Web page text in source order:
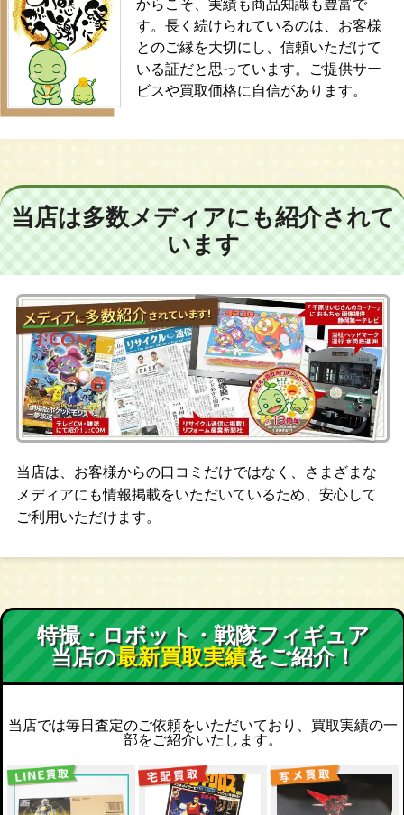
からこそ、実績も商品知識も豊富で
す。長く続けられているのは、お客様
とのご縁を大切にし、信頼いただけて
いる証だと思っています。ご提供サー
ビスや買取価格に自信があります。
当店は多数メディアにも紹介されて
います
当店は、お客様からの口コミだけではなく、さまざまな
メディアにも情報掲載をいただいているため、安心して
ご利用いただけます。
特撮・ロボット・戦隊フィギュア
当店の最新買取実績をご紹介！
当店では毎日査定のご依頼をいただいており、買取実績の一
部をご紹介いたします。